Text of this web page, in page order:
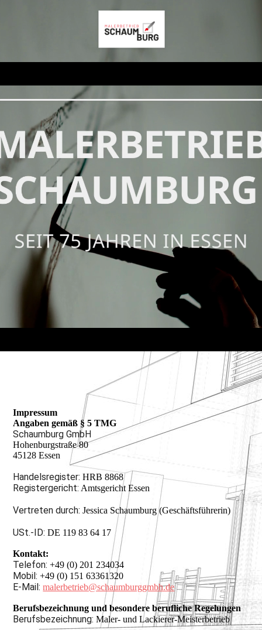
Impressum
Angaben gemäß § 5 TMG
Schaumburg GmbH
Hohenburgstraße 80
45128 Essen
Handelsregister:HRB 8868
Registergericht: Amtsgericht Essen
Vertreten durch:Jessica Schaumburg (Geschäftsführerin)
USt.-ID:DE 119 83 64 17
Kontakt:
Telefon:+49 (0) 201 234034
Mobil:+49 (0) 151 63361320
E-Mail: malerbetrieb@schaumburggmbh.de
Berufsbezeichnung und besondere berufliche Regelungen
Berufsbezeichnung: Maler- und Lackierer-Meisterbetrieb